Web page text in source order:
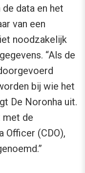
data en het
van een
noodzakelijk
“Als de
bij wie het
De Noronha uit.
met de
Officer (CDO),